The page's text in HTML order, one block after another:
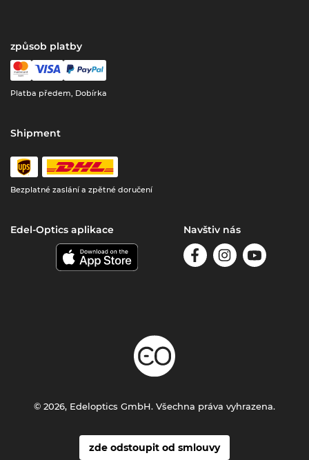
způsob platby
Platba předem, Dobírka
Shipment
Bezplatné zaslání a zpětné doručení
Edel-Optics aplikace Navštiv nás
zde odstoupit od smlouvy
© 2026, Edeloptics GmbH. Všechna práva vyhrazena.